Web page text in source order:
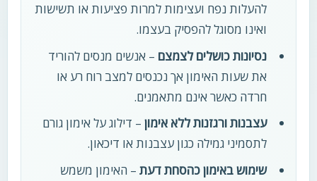
להעלות נפח ועצימות למרות פציעות או תשישות
ואינו מסוגל להפסיק בעצמו.
נסיונות כושלים לצמצם – אנשים מנסים להוריד
את שעות האימון אך נכנסים למצב רוח רע או
חרדה כאשר אינם מתאמנים.
עצבנות ורגזנות ללא אימון – דילוג על אימון גורם
לתסמיני גמילה כגון עצבנות או דיכאון.
שימוש באימון כהסחת דעת – האימון משמש